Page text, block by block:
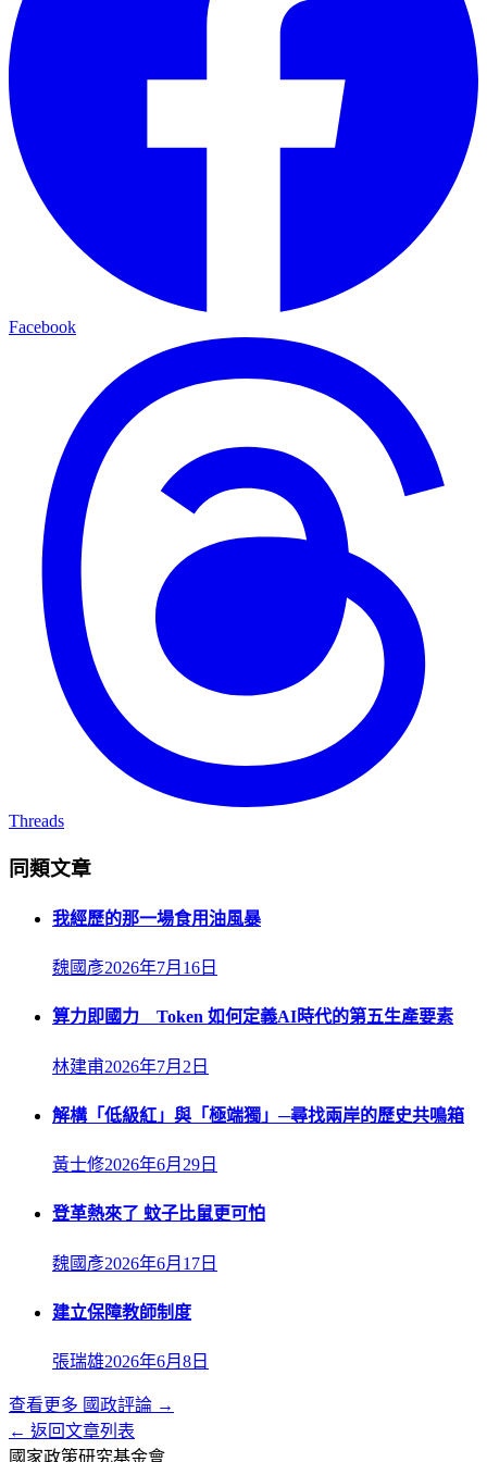
Facebook
Threads
同類文章
我經歷的那一場食用油風暴
魏國彥2026年7月16日
算力即國力 Token 如何定義AI時代的第五生產要素
林建甫2026年7月2日
解構「低級紅」與「極端獨」─尋找兩岸的歷史共鳴箱
黃士修2026年6月29日
登革熱來了 蚊子比鼠更可怕
魏國彥2026年6月17日
建立保障教師制度
張瑞雄2026年6月8日
查看更多 國政評論 →
← 返回文章列表
國家政策研究基金會